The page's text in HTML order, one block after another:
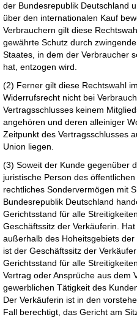
der Bundesrepublik Deutschland
über den internationalen Kauf
Verbrauchern gilt diese
gewährte Schutz durch
Staates, in dem der Verbraucher
hat, entzogen wird.
(2) Ferner gilt diese Rechtswahl
Widerrufsrecht nicht bei
Vertragsschlusses keinem
angehören und deren alleiniger
Zeitpunkt des Vertragsschlusses
Union liegen.
(3) Soweit der Kunde gegenüber
juristische Person des
rechtliches Sondervermögen mit
Bundesrepublik Deutschland
Gerichtsstand für alle
Geschäftssitz der Verkäuferin.
außerhalb des Hoheitsgebiets
ist der Geschäftssitz der
Gerichtsstand für alle
Vertrag oder Ansprüche aus dem
gewerblichen Tätigkeit des
Der Verkäuferin ist in den
Fall berechtigt, das Gericht am